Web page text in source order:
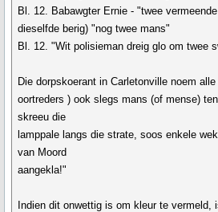
Bl. 12. Babawgter Ernie - "twee
dieselfde berig) "nog twee mans"
Bl. 12. "Wit polisieman dreig glo om twee
Die dorpskoerant in Carletonville noem
oortreders ) ook slegs mans (of mense)
skreeu die
lamppale langs die strate, soos enkele
van Moord
aangekla!"
Indien dit onwettig is om kleur te vermeld,